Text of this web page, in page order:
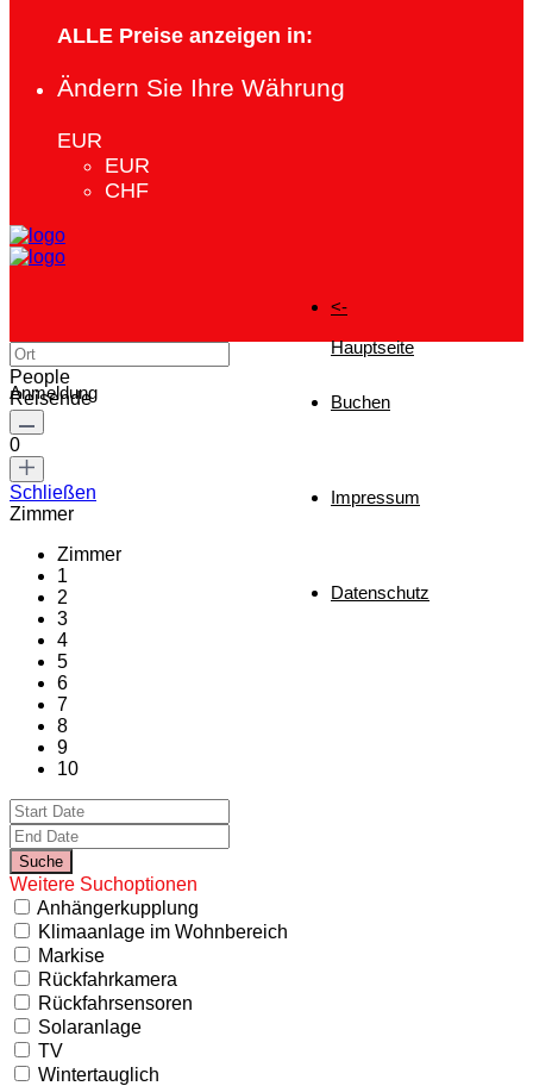
ALLE Preise anzeigen in:
Ändern Sie Ihre Währung
EUR
EUR
CHF
<-
Hauptseite
Buchen
Impressum
Datenschutz
Anmeldung
People
Reisende
0
Schließen
Zimmer
Zimmer
1
2
3
4
5
6
7
8
9
10
Weitere Suchoptionen
Anhängerkupplung
Klimaanlage im Wohnbereich
Markise
Rückfahrkamera
Rückfahrsensoren
Solaranlage
TV
Wintertauglich